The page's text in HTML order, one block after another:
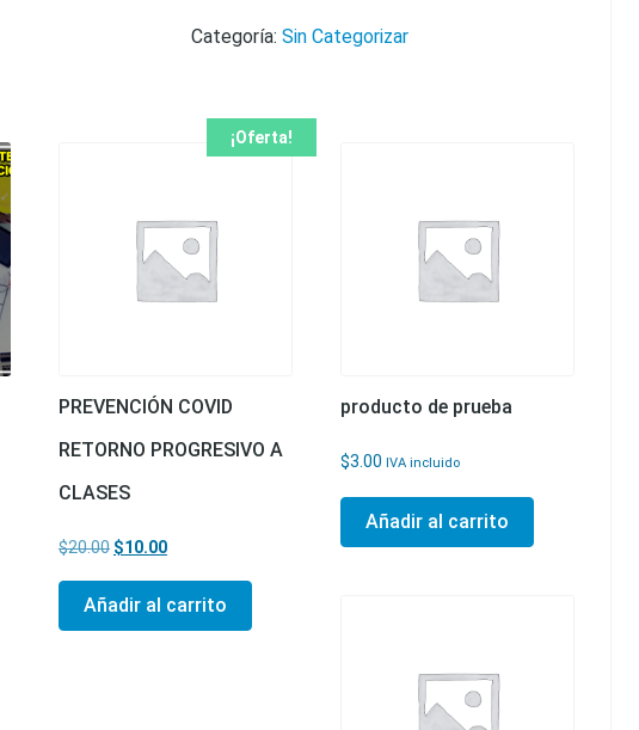
Categoría:Sin Categorizar
¡Oferta!
PREVENCIÓN COVID
RETORNO PROGRESIVO A
CLASES
$20.00 El precio original era: $20.00.
$10.00El precio actual es: $10.00.
Añadir al carrito
producto de prueba
$3.00 IVA incluido
Añadir al carrito